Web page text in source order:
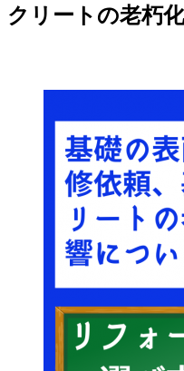
クリートの老朽